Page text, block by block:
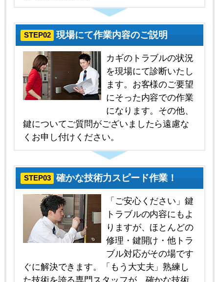
STEP02 現場にて作業内容のご説明
カギのトラブルの状況
を現場にて診断いたし
ます。お客様のご要望
にそった内容での作業
になります。その他、
鍵についてご質問がございましたら遠慮な
くお申し付けください。
STEP03 確かな技術力スピード作業！
「ご安心ください」鍵
トラブルの内容にもよ
りますが、ほとんどの
修理・鍵開け・他トラ
ブル対応がその場です
ぐに解決できます。「もう大丈夫」熟練し